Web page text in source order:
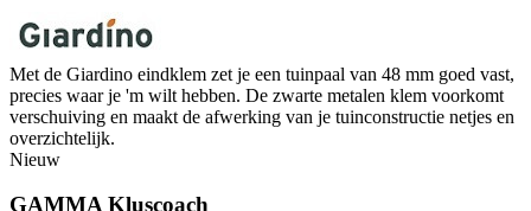
Met de Giardino eindklem zet je een tuinpaal van 48 mm goed vast,
precies waar je 'm wilt hebben. De zwarte metalen klem voorkomt
verschuiving en maakt de afwerking van je tuinconstructie netjes en
overzichtelijk.
Nieuw
GAMMA Kluscoach